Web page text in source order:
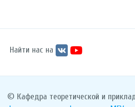
Найти нас на
© Кафедра теоретической и